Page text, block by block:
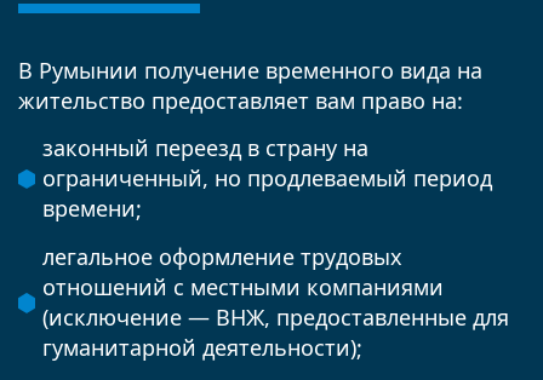
В Румынии получение временного вида на
жительство предоставляет вам право на:
законный переезд в страну на
ограниченный, но продлеваемый период
времени;
легальное оформление трудовых
отношений с местными компаниями
(исключение — ВНЖ, предоставленные для
гуманитарной деятельности);